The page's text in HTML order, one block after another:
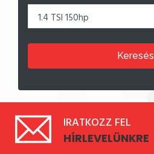
Keresés
IRATKOZZ FEL
HÍRLEVELÜNKRE